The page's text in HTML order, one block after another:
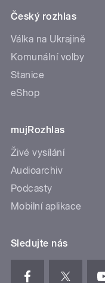
Český rozhlas
Válka na Ukrajině
Komunální volby
Stanice
eShop
mujRozhlas
Živé vysílání
Audioarchiv
Podcasty
Mobilní aplikace
Sledujte nás